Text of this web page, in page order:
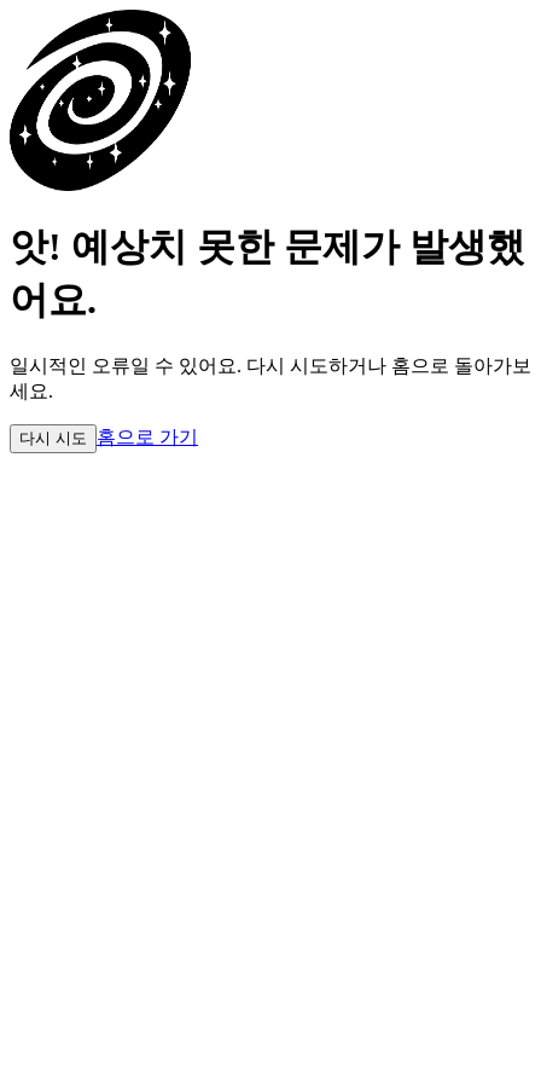
앗! 예상치 못한 문제가 발생했
어요.
일시적인 오류일 수 있어요. 다시 시도하거나 홈으로 돌아가보
세요.
다시 시도 홈으로 가기